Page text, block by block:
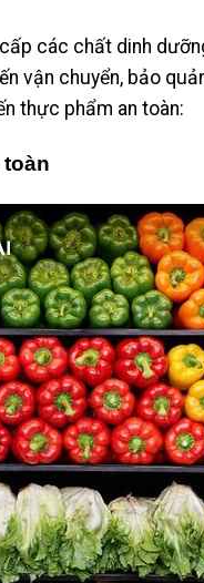
các chất dinh
vận chuyển, bảo
thực phẩm an toàn: